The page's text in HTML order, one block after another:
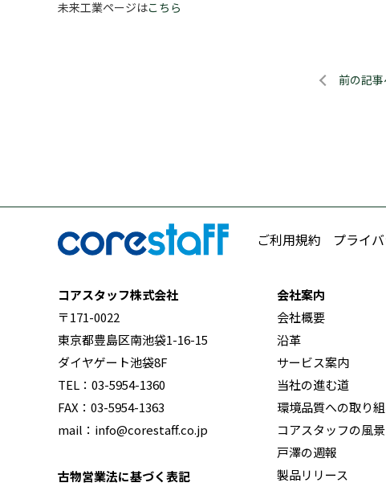
未来工業ページはこちら
前の記
ご利用規約 プライ
コアスタッフ株式会社
〒171-0022
東京都豊島区南池袋1-16-15
ダイヤゲート池袋8F
TEL：03-5954-1360
FAX：03-5954-1363
mail：info@corestaff.co.jp
古物営業法に基づく表記
会社案内
会社概要
沿革
サービス案内
当社の進む道
環境品質への取り
コアスタッフの風景
戸澤の週報
製品リリース